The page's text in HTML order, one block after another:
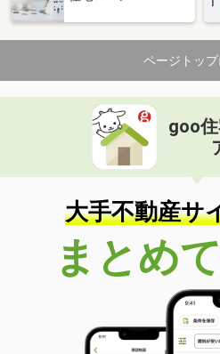
ページトップ
goo
大手不動産サ
まとめ